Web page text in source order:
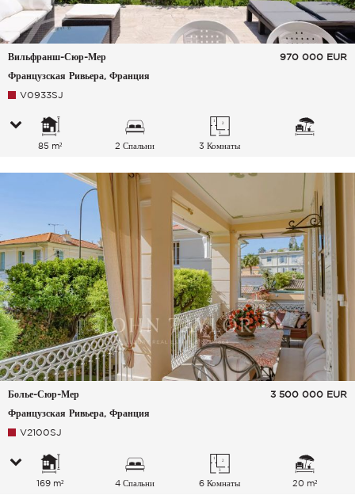
Вильфранш-Сюр-Мер
Французская Ривьера, Франция
970 000 EUR
V0933SJ
85 m² 2 Спальни 3 Комнаты
Болье-Сюр-Мер
Французская Ривьера, Франция
3 500 000 EUR
V2100SJ
169 m² 4 Спальни 6 Комнаты 20 m²